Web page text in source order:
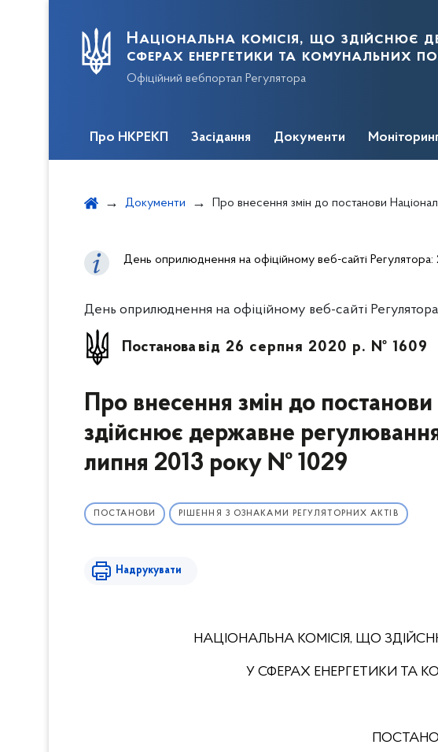
Національна комісія, що здійснює
сферах енергетики та комунальних
Офіційний вебпортал Регулятора
Про НКРЕКП Засідання Документи
Документи Про внесення змін до постанови Національної комісії, що здійснює державне регулювання у сфері енергетики, від 26 липня 2013
День оприлюднення на офіційному веб-сайті
День оприлюднення на офіційному веб-сайті
Постанова від 26 серпня 2020 р. № 1609
Про внесення змін до постанови
здійснює державне
липня 2013 року № 1029
ПОСТАНОВИ РІШЕННЯ З ОЗНАКАМИ РЕГУЛЯТОРНИХ АКТІВ
Надрукувати
НАЦІОНАЛЬНА КОМІСІЯ, ЩО
У СФЕРАХ ЕНЕРГЕТИКИ ТА